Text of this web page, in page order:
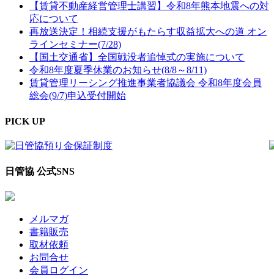
【賃貸不動産経営管理士講習】令和8年熊本地震への対
応について
再放送決定！相続支援がもたらす収益拡大への道 オン
ラインセミナー(7/28)
【国土交通省】全国戦没者追悼式の実施について
令和8年度夏季休業のお知らせ(8/8～8/11)
賃貸管理リーシング推進事業者協議会 令和8年度会員
総会(9/7)申込受付開始
PICK UP
日管協 公式SNS
メルマガ
書籍販売
取材依頼
お問合せ
会員ログイン